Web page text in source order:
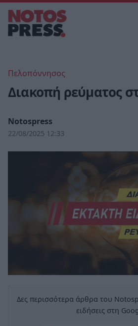
Πελοπόννησος
Διακοπή ρεύματος
Notospress
22/08/2025 12:33
Δες περισσότερα άρθρα του
ειδήσεις στη